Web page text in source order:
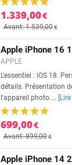
1.339,00€
Avant: 1.539,00€
Apple iPhone 16
APPLE
L'essentiel : iOS 18.
détails. Présentation
l'appareil photo....
699,00€
Avant: 899,00€
Apple iPhone 14